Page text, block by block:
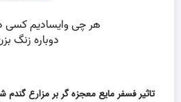
تاثیر فسفر مایع معجزه گر بر مزارع گندم